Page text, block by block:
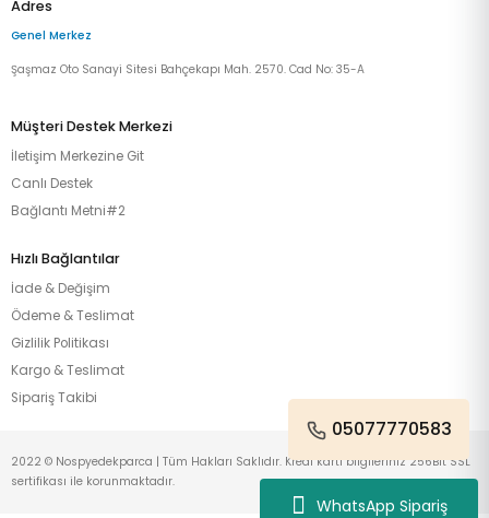
WhatsApp Sipariş
Adres
Genel Merkez
Şaşmaz Oto Sanayi Sitesi Bahçekapı Mah. 2570. Cad No: 35-A
Müşteri Destek Merkezi
İletişim Merkezine Git
Canlı Destek
Bağlantı Metni#2
Hızlı Bağlantılar
İade & Değişim
Ödeme & Teslimat
Gizlilik Politikası
Kargo & Teslimat
Sipariş Takibi
05077770583
2022 © Nospyedekparca | Tüm Hakları Saklıdır. Kredi kartı bilgileriniz 256Bit SSL
sertifikası ile korunmaktadır.